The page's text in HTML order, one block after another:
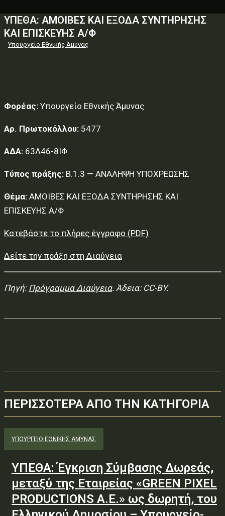
ΥΠΕΘΑ: ΑΜΟΙΒΕΣ ΚΑΙ ΕΞΟΔΑ ΣΥΝΤΗΡΗΣΗΣ
ΚΑΙ ΕΠΙΣΚΕΥΗΣ Α/Φ
Υπουργείο Εθνικής Άμυνας
Φορέας: Υπουργείο Εθνικής Άμυνας
Αρ. Πρωτοκόλλου: 5477
ΑΔΑ: 63Λ46-8ΙΦ
Τύπος πράξης: Β.1.3 — ΑΝΑΛΗΨΗ ΥΠΟΧΡΕΩΣΗΣ
Θέμα: ΑΜΟΙΒΕΣ ΚΑΙ ΕΞΟΔΑ ΣΥΝΤΗΡΗΣΗΣ ΚΑΙ
ΕΠΙΣΚΕΥΗΣ Α/Φ
Κατεβάστε το πλήρες έγγραφο (PDF)
Δείτε την πράξη στη Διαύγεια
Πηγή: Πρόγραμμα Διαύγεια. Άδεια: CC-BY.
ΠΕΡΙΣΣΟΤΕΡΑ ΑΠΟ ΤΗΝ ΚΑΤΗΓΟΡΙΑ
ΥΠΟΥΡΓΕΊΟ ΕΘΝΙΚΉΣ ΆΜΥΝΑΣ
ΥΠΕΘΑ: Έγκριση Σύμβασης Δωρεάς,
μεταξύ της Εταιρείας «GREEN PIXEL
PRODUCTIONS Α.Ε.» ως δωρητή, του